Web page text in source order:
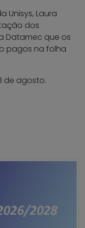
Unisys, Laura
dos
Datamec que os
pagos na folha
de agosto.